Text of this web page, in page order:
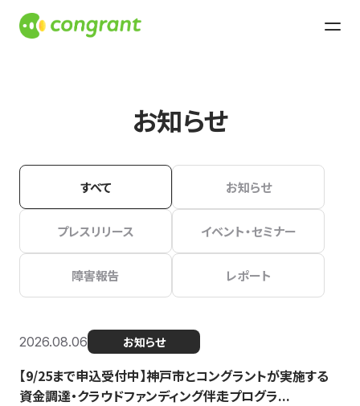
お知らせ
すべて お知らせ
プレスリリース イベント・セミナー
障害報告 レポート
2026.08.06 お知らせ
【9/25まで申込受付中】神戸市とコングラントが実施する
資金調達・クラウドファンディング伴走プログラ...